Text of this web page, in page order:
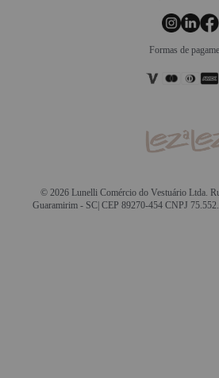
© 2026 Lunelli Comércio do Vestuário Ltda.
Guaramirim - SC| CEP 89270-454 CNPJ
Formas de